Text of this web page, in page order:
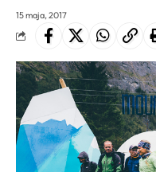
15 maja, 2017